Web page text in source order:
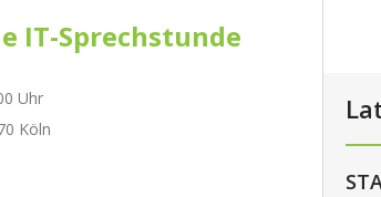
IT-Sprechstunde
Uhr
Köln